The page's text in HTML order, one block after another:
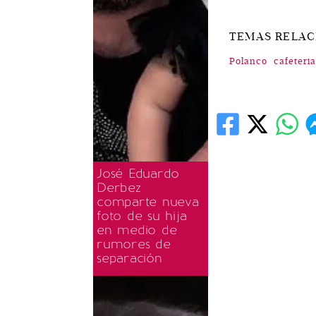
José Eduardo
Derbez
comparte nueva
foto de su hija
en medio de
rumores de
separación
TEMAS
Polanco cafeteria